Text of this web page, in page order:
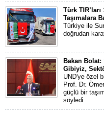
Türk
Taşımalara
Türkiye ile
doğrudan
Bakan Bolat:
Gibiyiz,
UND'ye özel
Prof. Dr.
güçlü bir
söyledi.